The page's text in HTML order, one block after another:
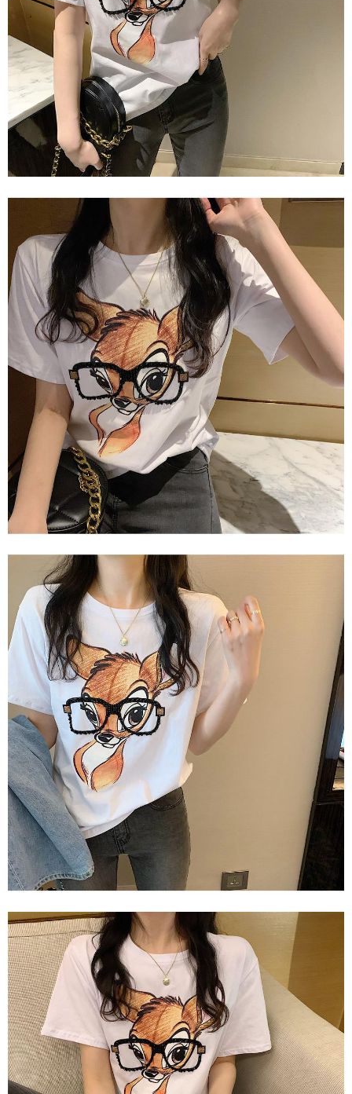
所提供，並由 AFTEE 向您收取款項。因使用本服務所須提供之個人資料(包
含但不限於訂購人姓名、電話，收件人姓名、電話、收件地址)，將交付予
AFTEE 於本服務必要服務範圍內運用。關於 AFTEE 對於個人資料之蒐集、
處理、利用，詳參 AFTEE 官網之『個人資料蒐集、處理及利用告知聲明』
（https://aftee.tw/privacypolicy/）。
若款項超過繳費期限，將根據當次的金額加收年利率 16% 的逾期滯納金。
未成年的使用者，請事先徵得法定代理人或監護人之同意方可使用
AFTEE。
若您對於個人資料之處理、利用有任何疑問，或欲行使相關法律權利，請聯
繫恩沛科技股份有限公司。若您不同意我們將上開所示之個人資料，連同必
要之購買訂單資訊提供予 AFTEE ，或讓 AFTEE 蒐集處理利用您的個人資